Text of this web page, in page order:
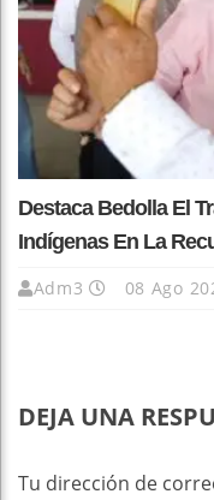
Destaca Bedolla El
Indígenas En La
Adm3 08 Ago
DEJA UNA
Tu dirección de